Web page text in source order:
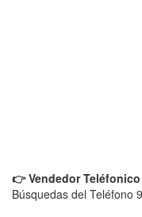
👉 Vendedor
Búsquedas del Teléfono